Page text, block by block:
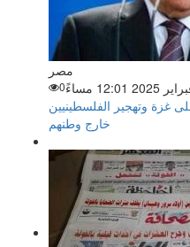
مصر
0
غزة وتهجير الفلسطينيين
خارج وطنهم